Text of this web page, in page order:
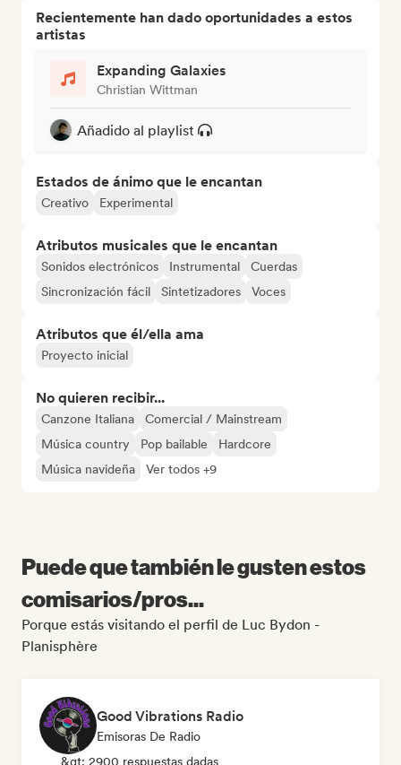
Recientemente han dado oportunidades a estos
artistas
Expanding Galaxies
Christian Wittman
Añadido al playlist
Estados de ánimo que le encantan
Creativo Experimental
Atributos musicales que le encantan
Sonidos electrónicos Instrumental
Cuerdas
Sincronización fácil
Sintetizadores Voces
Atributos que él/ella ama
Proyecto inicial
No quieren recibir...
Canzone Italiana
Comercial / Mainstream
Música country
Pop bailable
Hardcore
Música navideña
Ver todos +9
Puede que también le gusten estos
comisarios/pros...
Porque estás visitando el perfil de Luc Bydon -
Planisphère
Good Vibrations Radio
Emisoras De Radio
&gt; 2900 respuestas dadas